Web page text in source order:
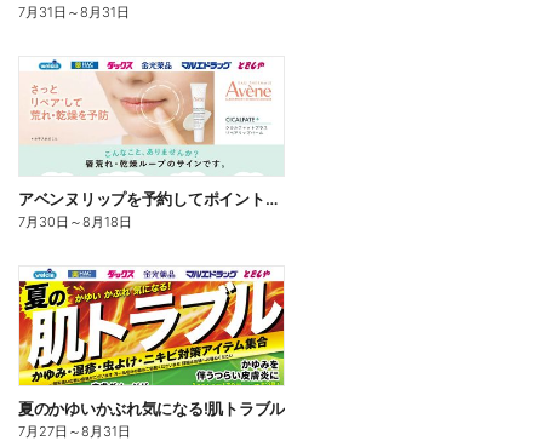
7月31日 ～8月31日
アベンヌリップを予約してポイントゲット!
7月30日 ～8月18日
夏のかゆいかぶれ気になる!肌トラブル
7月27日 ～8月31日